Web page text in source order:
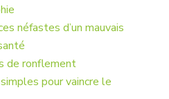
néfastes d’un mauvais
de ronflement
pour vaincre le